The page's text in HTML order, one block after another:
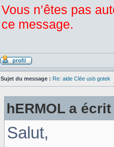
Vous n’êtes pas
ce message.
Sujet du message : Re: aide Clée usb gotek
hERMOL a
Salut,